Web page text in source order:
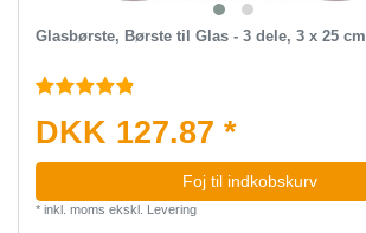
Glasbørste, Børste til Glas - 3 dele, 3 x 25 cm
DKK 127.87 *
Foj til indkobskurv
* inkl. moms ekskl. Levering